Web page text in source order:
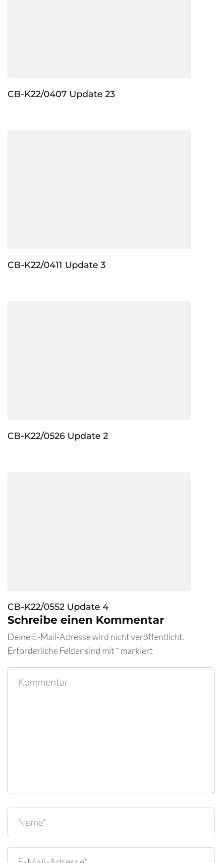
CB-K22/0407 Update 23
CB-K22/0411 Update 3
CB-K22/0526 Update 2
CB-K22/0552 Update 4
Schreibe einen Kommentar
Deine E-Mail-Adresse wird nicht veröffentlicht.
Erforderliche Felder sind mit* markiert